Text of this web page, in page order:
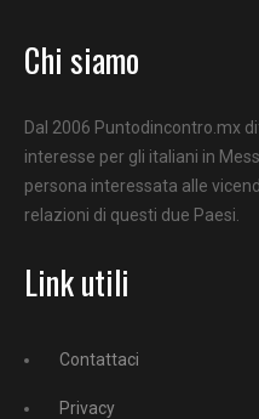
Chi siamo
Dal 2006 Puntodincontro.mx
interesse per gli italiani in
persona interessata alle
relazioni di questi due Paesi.
Link utili
Contattaci
Privacy